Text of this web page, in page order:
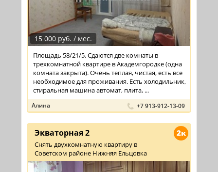
15 000 руб. / мес.
Площадь 58/21/5. Сдаются две комнаты в
трехкомнатной квартире в Академгородке (одна
комната закрыта). Очень теплая, чистая, есть все
необходимое для проживания. Есть холодильник,
стиральная машина автомат, плита, ...
Алина +7 913-912-13-09
2к
Экваторная 2
Снять двухкомнатную квартиру в
Советском районе Нижняя Ельцовка